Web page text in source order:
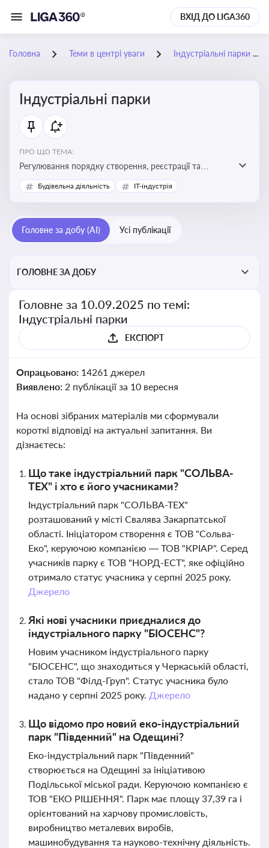
ВХІД ДО LIGA360
Головна Теми в центрі уваги Індустріальні парки
Індустріальні парки
ПРО ЩО ТЕМА:
Регулювання порядку створення, реєстрації та
функціонування індустріальних парків в Україні
Будівельна діяльність IT-індустрія
Головне за добу (AI) Усі публікації
ГОЛОВНЕ ЗА ДОБУ
Головне за 10.09.2025 по темі:
Індустріальні парки
ЕКСПОРТ
Опрацьовано: 14261 джерел
Виявлено: 2 публікації за 10 вересня
На основі зібраних матеріалів ми сформували
короткі відповіді на актуальні запитання. Ви
дізнаєтесь:
Що таке індустріальний парк "СОЛЬВА-
ТЕХ" і хто є його учасниками?
Індустріальний парк "СОЛЬВА-ТЕХ"
розташований у місті Свалява Закарпатської
області. Ініціатором створення є ТОВ "Сольва-
Еко", керуючою компанією — ТОВ "КРІАР". Серед
учасників парку є ТОВ "НОРД-ЕСТ", яке офіційно
отримало статус учасника у серпні 2025 року.
Джерело
Які нові учасники приєдналися до
індустріального парку "БІОСЕНС"?
Новим учасником індустріального парку
"БІОСЕНС", що знаходиться у Черкаській області,
стало ТОВ "Філд-Груп". Статус учасника було
надано у серпні 2025 року. Джерело
Що відомо про новий еко-індустріальний
парк "Південний" на Одещині?
Еко-індустріальний парк "Південний"
створюється на Одещині за ініціативою
Подільської міської ради. Керуючою компанією є
ТОВ "ЕКО РІШЕННЯ". Парк має площу 37,39 га і
орієнтований на харчову промисловість,
виробництво металевих виробів,
машинобудування та науково-технічну діяльність.